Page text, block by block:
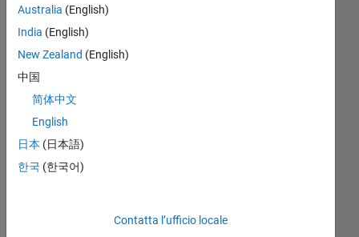
L
06/17
06/18
06/19
06/20
06/21
06/22
06/23
06/24
06/25
06/26
07/18
08/19
09/20
10/21
11/22
12/23
01/25
02/26
09/18
12/19
03/21
09/23
12/24
03/26
RANK
100.353
302.031
Australia (English)
India (English)
New Zealand (English)
中国
简体中文
English
日本 (日本語)
한국 (한국어)
Contatta l’ufficio locale